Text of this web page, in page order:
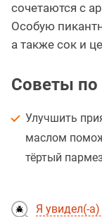
сочетаются с
Особую
а также сок и
Советы по
Улучшить
маслом
тёртый
Я увидел(-